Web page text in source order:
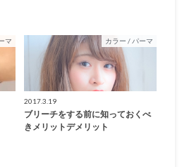
マ カラー / パーマ
2017.3.19
ブリーチをする前に知っておくべ
きメリットデメリット